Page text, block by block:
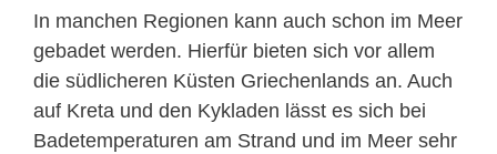
In manchen Regionen kann auch schon im Meer
gebadet werden. Hierfür bieten sich vor allem
die südlicheren Küsten Griechenlands an. Auch
auf Kreta und den Kykladen lässt es sich bei
Badetemperaturen am Strand und im Meer sehr